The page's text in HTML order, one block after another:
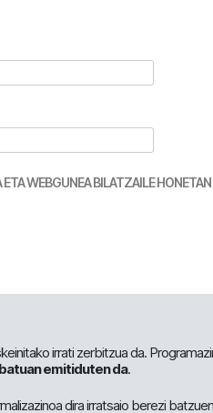
ETA WEBGUNEA BILATZAILE
irrati zerbitzua da.
emitiduten da.
dira irratsaio berezi